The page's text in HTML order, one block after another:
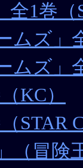
全1巻
ムズ」
ムズ
KC）
STAR
（冒険